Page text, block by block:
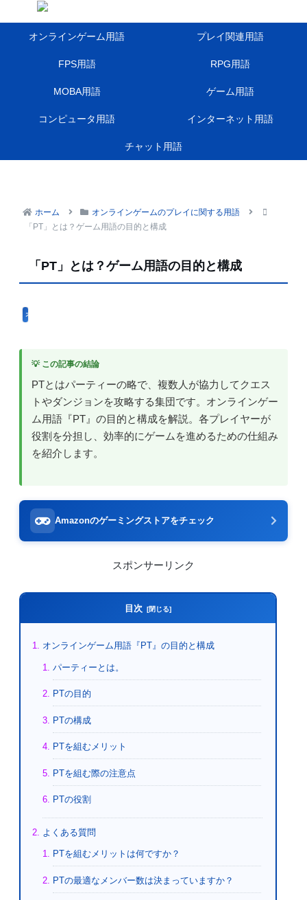
オンラインゲーム用語 プレイ関連用語
FPS用語 RPG用語
MOBA用語 ゲーム用語
コンピュータ用語 インターネット用語
チャット用語
ホーム
オンラインゲームのプレイに関する用語
「PT」とは？ゲーム用語の目的と構成
「PT」とは？ゲーム用語の目的と構成
オンラインゲームのプレイに関する用語
💡 この記事の結論
PTとはパーティーの略で、複数人が協力してクエス
トやダンジョンを攻略する集団です。オンラインゲー
ム用語『PT』の目的と構成を解説。各プレイヤーが
役割を分担し、効率的にゲームを進めるための仕組み
を紹介します。
Amazonのゲーミングストアをチェック
スポンサーリンク
目次
オンラインゲーム用語『PT』の目的と構成
パーティーとは。
PTの目的
PTの構成
PTを組むメリット
PTを組む際の注意点
PTの役割
よくある質問
PTを組むメリットは何ですか？
PTの最適なメンバー数は決まっていますか？